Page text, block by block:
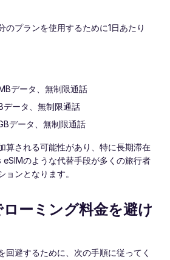
のプランを使用するために1日あたり
データ、無制限通話
データ、無制限通話
データ、無制限通話
算される可能性があり、特に長期滞在
のような代替手段が多くの旅行者
ョンとなります。
ーミング料金を避け
回避するために、次の手順に従ってく